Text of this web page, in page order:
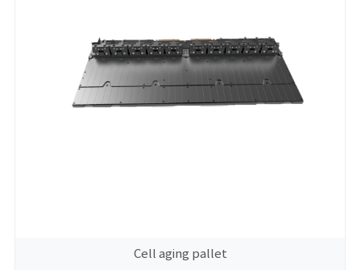
Cell aging pallet